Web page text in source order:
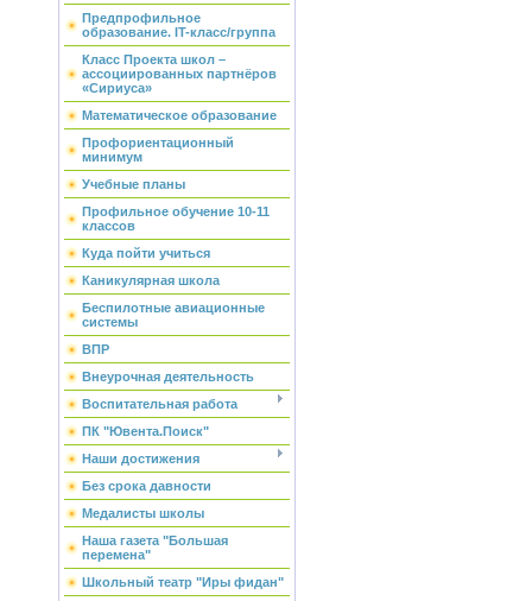
Предпрофильное
образование. IT-класс/группа
Класс Проекта школ –
ассоциированных партнёров
«Сириуса»
Математическое образование
Профориентационный
минимум
Учебные планы
Профильное обучение 10-11
классов
Куда пойти учиться
Каникулярная школа
Беспилотные авиационные
системы
ВПР
Внеурочная деятельность
Воспитательная работа
ПК "Ювента.Поиск"
Наши достижения
Без срока давности
Медалисты школы
Наша газета "Большая
перемена"
Школьный театр "Иры фидан"